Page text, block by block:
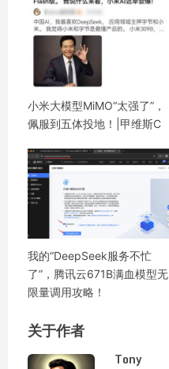
小米大模型MiMO“太强了”，
佩服到五体投地！|甲维斯C
我的“DeepSeek服务不忙
了”，腾讯云671B满血模型无
限量调用攻略！
关于作者
Tony